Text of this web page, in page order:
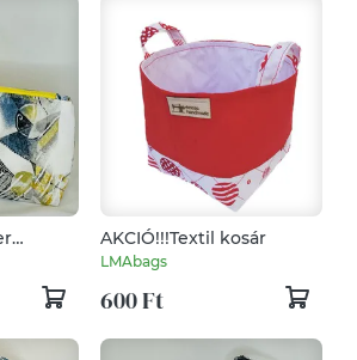
AKCIÓ!!!Textil kosár
LMAbags
600 Ft